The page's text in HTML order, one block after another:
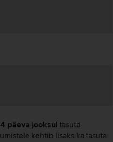
päeva jooksul tasuta
kehtib lisaks ka tasuta